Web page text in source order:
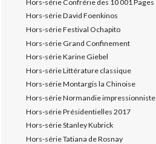
Hors-série Confrérie des 10 001 Pages
Hors-série David Foenkinos
Hors-série Festival Ochapito
Hors-série Grand Confinement
Hors-série Karine Giebel
Hors-série Littérature classique
Hors-série Montargis la Chinoise
Hors-série Normandie impressionniste
Hors-série Présidentielles 2017
Hors-série Stanley Kubrick
Hors-série Tatiana de Rosnay